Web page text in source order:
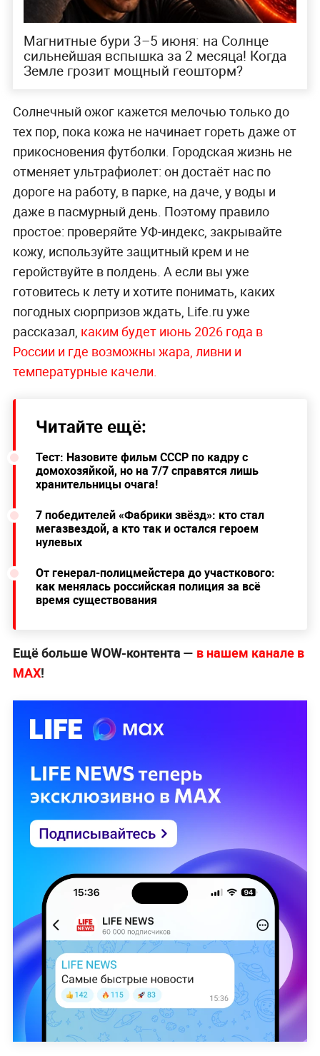
Магнитные бури 3–5 июня: на Солнце
сильнейшая вспышка за 2 месяца! Когда
Земле грозит мощный геошторм?
Солнечный ожог кажется мелочью только до
тех пор, пока кожа не начинает гореть даже от
прикосновения футболки. Городская жизнь не
отменяет ультрафиолет: он достаёт нас по
дороге на работу, в парке, на даче, у воды и
даже в пасмурный день. Поэтому правило
простое: проверяйте УФ-индекс, закрывайте
кожу, используйте защитный крем и не
геройствуйте в полдень. А если вы уже
готовитесь к лету и хотите понимать, каких
погодных сюрпризов ждать, Life.ru уже
рассказал, каким будет июнь 2026 года в
России и где возможны жара, ливни и
температурные качели.
Читайте ещё:
Тест: Назовите фильм СССР по кадру с
домохозяйкой, но на 7/7 справятся лишь
хранительницы очага!
7 победителей «Фабрики звёзд»: кто стал
мегазвездой, а кто так и остался героем
нулевых
От генерал-полицмейстера до участкового:
как менялась российская полиция за всё
время существования
Ещё больше WOW-контента — в нашем канале в
МАХ!